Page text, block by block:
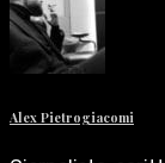
Alex Pietrogiacomi